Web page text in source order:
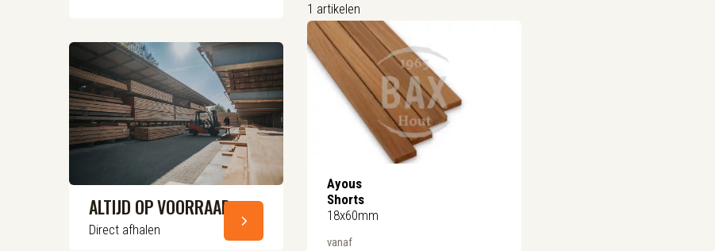
ALTIJD OP VOORRAAD
Direct afhalen
1 artikelen
Ayous
Shorts
18x60mm
vanaf